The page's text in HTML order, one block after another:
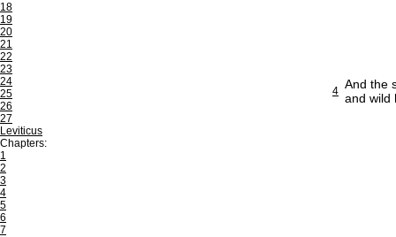
18
19
20
21
22
23
24
25
26
27
Leviticus
Chapters:
1
2
3
4
5
6
7
4 And the
and wild